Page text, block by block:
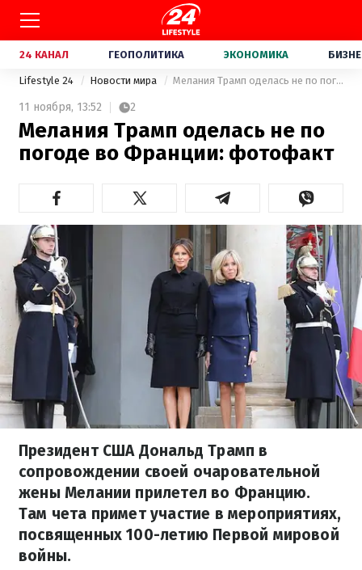
24 КАНАЛ ГЕОПОЛИТИКА ЭКОНОМИКА
Lifestyle 24 Новости мира Мелания Трамп оделась не по погоде во Франции: фотофакт
11 ноября, 13:52 2
Мелания Трамп оделась не по
погоде во Франции: фотофакт
Президент США Дональд Трамп в
сопровождении своей очаровательной
жены Мелании прилетел во Францию.
Там чета примет участие в мероприятиях,
посвященных 100-летию Первой мировой
войны.